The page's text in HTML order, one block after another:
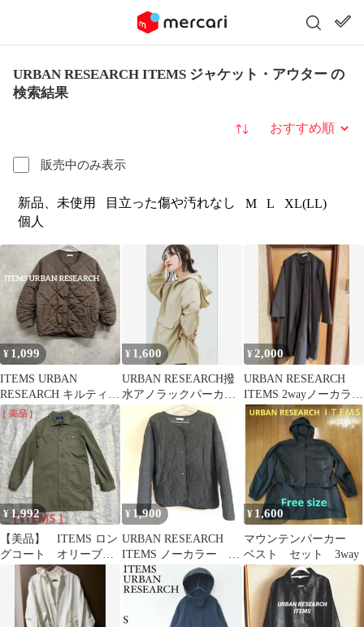
URBAN RESEARCH ITEMS ジャケット・アウター の
検索結果
販売中のみ表示
並び替え
新品、未使用 目立った傷や汚れなし M L
XL(LL)
個人
¥ 1,099
ITEMS URBAN
RESEARCH キルティン
グジャケット XS
¥ 1,600
URBAN RESEARCH撥
水アノラックパーカ
ー ベージュ
¥ 2,000
URBAN RESEARCH
ITEMS 2wayノーカラー
コート
¥1,992
【美品】 ITEMS ロン
グコート オリーブ
38(M) Ladys
¥ 1,900
URBAN RESEARCH
ITEMS ノーカラー 刺
繍風ジャケット ブラ
ック
¥ 1,600
マウンテンパーカー
ベスト セット 3way